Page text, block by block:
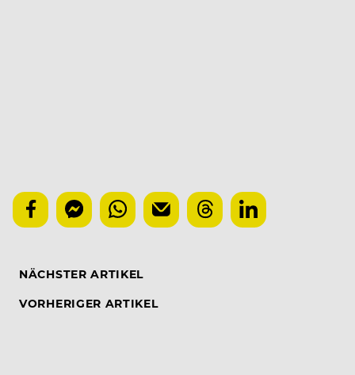
NÄCHSTER ARTIKEL
VORHERIGER ARTIKEL